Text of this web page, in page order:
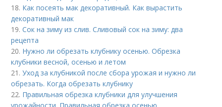
18. Как посеять мак декоративный. Как вырастить
декоративный мак
19.Сок на зиму из слив. Сливовый сок на зиму: два
рецепта
20. Нужно ли обрезать клубнику осенью. Обрезка
клубники весной, осенью и летом
21.Уход за клубникой после сбора урожая и нужно ли
обрезать. Когда обрезать клубнику
22. Правильная обрезка клубники для улучшения